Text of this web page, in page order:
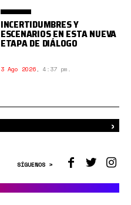
INCERTIDUMBRES Y
ESCENARIOS EN ESTA NUEVA
ETAPA DE DIÁLOGO
3 Ago 2026, 4:37 pm.
›
SÍGUENOS >